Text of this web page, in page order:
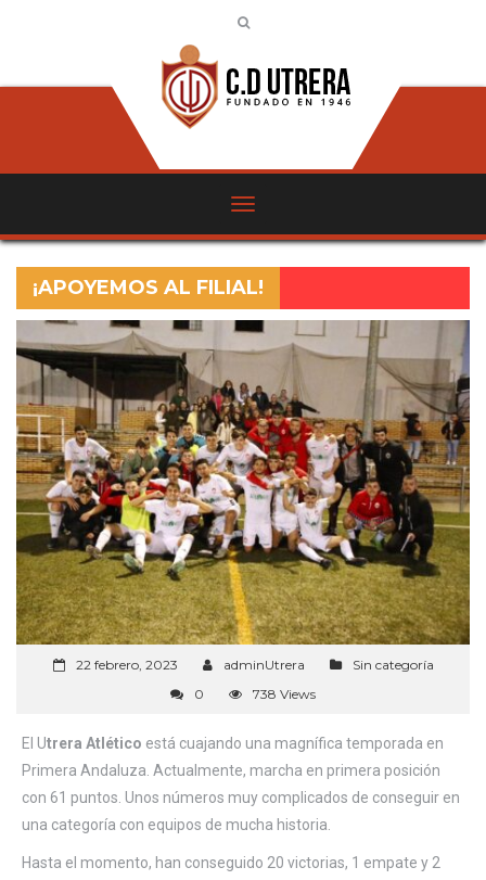
¡APOYEMOS AL FILIAL!
22 febrero, 2023 adminUtrera
Sin categoría
0
738 Views
El Utrera Atlético está cuajando una magnífica temporada en
Primera Andaluza. Actualmente, marcha en primera posición
con 61 puntos. Unos números muy complicados de conseguir en
una categoría con equipos de mucha historia.
Hasta el momento, han conseguido 20 victorias, 1 empate y 2